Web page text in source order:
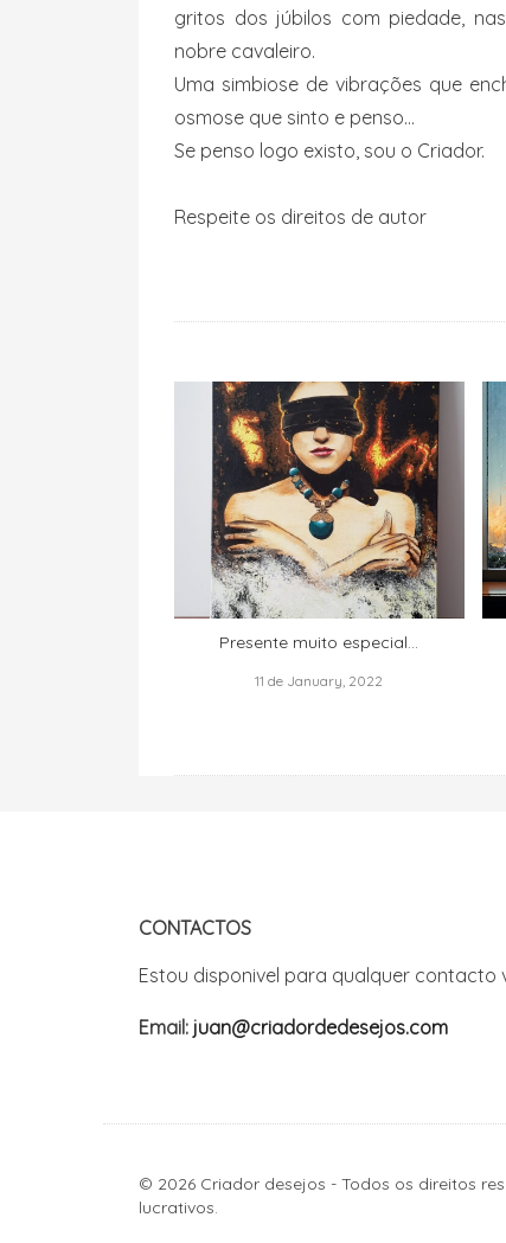
gritos dos júbilos com piedade,
nobre cavaleiro.
Uma simbiose de vibrações que
osmose que sinto e penso…
Se penso logo existo, sou o Criador.
Respeite os direitos de autor
Presente muito especial...
11 de January, 2022
CONTACTOS
Estou disponivel para qualquer contacto
Email: juan@criadordedesejos.com
© 2026 Criador desejos - Todos os direitos
lucrativos.